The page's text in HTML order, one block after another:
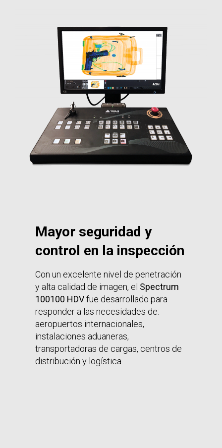
Mayor seguridad y
control en la inspección
Con un excelente nivel de penetración
y alta calidad de imagen, el Spectrum
100100 HDVfue desarrollado para
responder a las necesidades de:
aeropuertos internacionales,
instalaciones aduaneras,
transportadoras de cargas, centros de
distribución y logística